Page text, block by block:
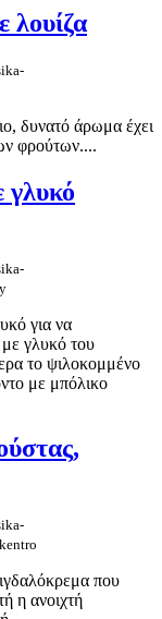
λουίζα
δυνατό άρωμα έχει
φρούτων....
γλυκό
για να
γλυκό του
το ψιλοκομμένο
με μπόλικο
που
η ανοιχτή